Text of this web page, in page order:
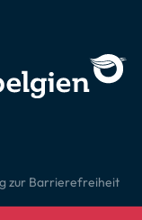
zur Barrierefreiheit